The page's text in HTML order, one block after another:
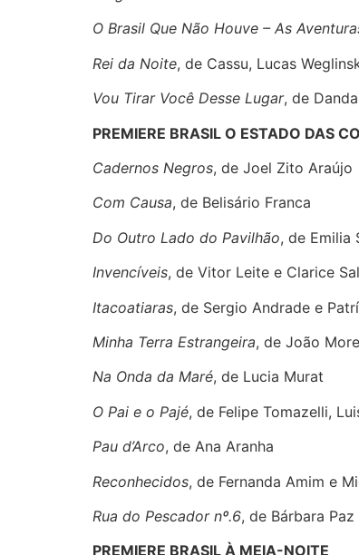
O Brasil Que Não Houve – As
Rei da Noite, de Cassu, Lucas
Vou Tirar Você Desse Lugar, de
PREMIERE BRASIL O ESTADO DAS
Cadernos Negros, de Joel Zito Araújo
Com Causa, de Belisário Franca
Do Outro Lado do Pavilhão, de Emilia
Invencíveis, de Vitor Leite e Clarice
Itacoatiaras, de Sergio Andrade e
Minha Terra Estrangeira, de João
Na Onda da Maré, de Lucia Murat
O Pai e o Pajé, de Felipe Tomazelli,
Pau d’Arco, de Ana Aranha
Reconhecidos, de Fernanda Amim e
Rua do Pescador nº.6, de Bárbara Paz
PREMIERE BRASIL À MEIA-NOITE